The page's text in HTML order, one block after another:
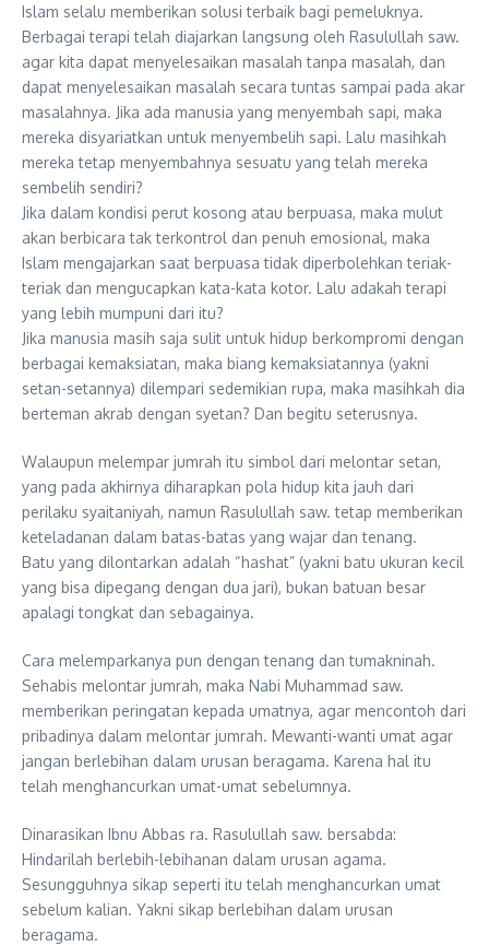
Islam selalu memberikan solusi terbaik bagi pemeluknya.
Berbagai terapi telah diajarkan langsung oleh Rasulullah saw.
agar kita dapat menyelesaikan masalah tanpa masalah, dan
dapat menyelesaikan masalah secara tuntas sampai pada akar
masalahnya. Jika ada manusia yang menyembah sapi, maka
mereka disyariatkan untuk menyembelih sapi. Lalu masihkah
mereka tetap menyembahnya sesuatu yang telah mereka
sembelih sendiri?
Jika dalam kondisi perut kosong atau berpuasa, maka mulut
akan berbicara tak terkontrol dan penuh emosional, maka
Islam mengajarkan saat berpuasa tidak diperbolehkan teriak-
teriak dan mengucapkan kata-kata kotor. Lalu adakah terapi
yang lebih mumpuni dari itu?
Jika manusia masih saja sulit untuk hidup berkompromi dengan
berbagai kemaksiatan, maka biang kemaksiatannya (yakni
setan-setannya) dilempari sedemikian rupa, maka masihkah dia
berteman akrab dengan syetan? Dan begitu seterusnya.
Walaupun melempar jumrah itu simbol dari melontar setan,
yang pada akhirnya diharapkan pola hidup kita jauh dari
perilaku syaitaniyah, namun Rasulullah saw. tetap memberikan
keteladanan dalam batas-batas yang wajar dan tenang.
Batu yang dilontarkan adalah “hashat” (yakni batu ukuran kecil
yang bisa dipegang dengan dua jari), bukan batuan besar
apalagi tongkat dan sebagainya.
Cara melemparkanya pun dengan tenang dan tumakninah.
Sehabis melontar jumrah, maka Nabi Muhammad saw.
memberikan peringatan kepada umatnya, agar mencontoh dari
pribadinya dalam melontar jumrah. Mewanti-wanti umat agar
jangan berlebihan dalam urusan beragama. Karena hal itu
telah menghancurkan umat-umat sebelumnya.
Dinarasikan Ibnu Abbas ra. Rasulullah saw. bersabda:
Hindarilah berlebih-lebihanan dalam urusan agama.
Sesungguhnya sikap seperti itu telah menghancurkan umat
sebelum kalian. Yakni sikap berlebihan dalam urusan
beragama.